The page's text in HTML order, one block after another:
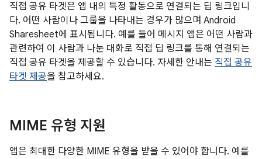
직접 공유 타겟은 앱 내의 특정 활동으로 연결되는 딥 링크입니
다. 어떤 사람이나 그룹을 나타내는 경우가 많으며 Android
Sharesheet에 표시됩니다. 예를 들어 메시지 앱은 어떤 사람과
관련하여 이 사람과 나눈 대화로 직접 딥 링크를 통해 연결되는
직접 공유 타겟을 제공할 수 있습니다. 자세한 안내는 직접 공유
타겟 제공을 참고하세요.
MIME 유형 지원
앱은 최대한 다양한 MIME 유형을 받을 수 있어야 합니다. 예를